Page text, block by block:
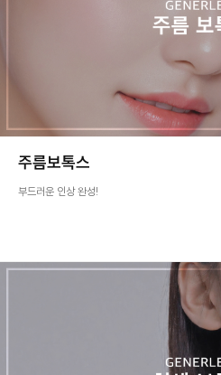
주름보톡스
부드러운 인상 완성!